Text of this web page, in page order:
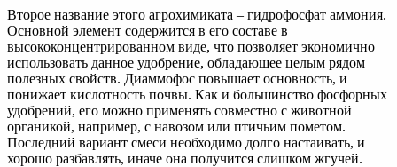
Второе название этого агрохимиката – гидрофосфат аммония.
Основной элемент содержится в его составе в
высококонцентрированном виде, что позволяет экономично
использовать данное удобрение, обладающее целым рядом
полезных свойств. Диаммофос повышает основность, и
понижает кислотность почвы. Как и большинство фосфорных
удобрений, его можно применять совместно с животной
органикой, например, с навозом или птичьим пометом.
Последний вариант смеси необходимо долго настаивать, и
хорошо разбавлять, иначе она получится слишком жгучей.